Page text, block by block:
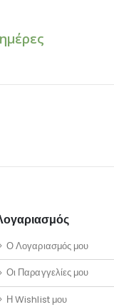
Ο Λογαριασμός μου
Οι Παραγγελίες μου
Η Wishlist μου